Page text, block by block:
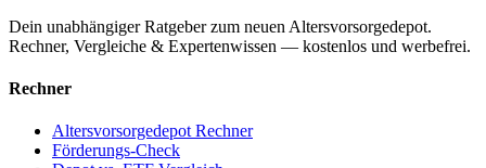
Dein unabhängiger Ratgeber zum neuen Altersvorsorgedepot.
Rechner, Vergleiche & Expertenwissen — kostenlos und werbefrei.
Rechner
Altersvorsorgedepot Rechner
Förderungs-Check